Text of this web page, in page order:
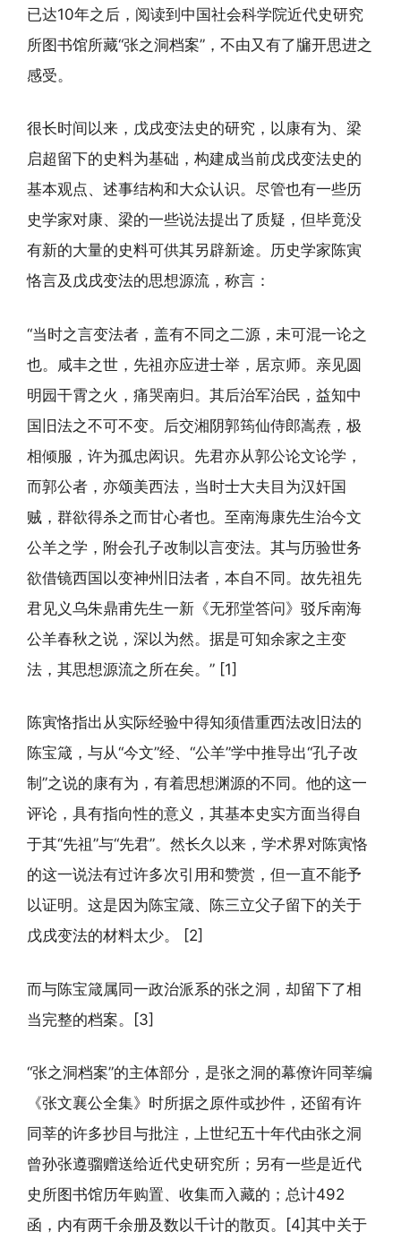
已达10年之后，阅读到中国社会科学院近代史研究
所图书馆所藏“张之洞档案”，不由又有了牖开思进之
感受。
很长时间以来，戊戌变法史的研究，以康有为、梁
启超留下的史料为基础，构建成当前戊戌变法史的
基本观点、述事结构和大众认识。尽管也有一些历
史学家对康、梁的一些说法提出了质疑，但毕竟没
有新的大量的史料可供其另辟新途。历史学家陈寅
恪言及戊戌变法的思想源流，称言：
“当时之言变法者，盖有不同之二源，未可混一论之
也。咸丰之世，先祖亦应进士举，居京师。亲见圆
明园干霄之火，痛哭南归。其后治军治民，益知中
国旧法之不可不变。后交湘阴郭筠仙侍郎嵩焘，极
相倾服，许为孤忠闳识。先君亦从郭公论文论学，
而郭公者，亦颂美西法，当时士大夫目为汉奸国
贼，群欲得杀之而甘心者也。至南海康先生治今文
公羊之学，附会孔子改制以言变法。其与历验世务
欲借镜西国以变神州旧法者，本自不同。故先祖先
君见义乌朱鼎甫先生一新《无邪堂答问》驳斥南海
公羊春秋之说，深以为然。据是可知余家之主变
法，其思想源流之所在矣。” [1]
陈寅恪指出从实际经验中得知须借重西法改旧法的
陈宝箴，与从“今文”经、“公羊”学中推导出“孔子改
制”之说的康有为，有着思想渊源的不同。他的这一
评论，具有指向性的意义，其基本史实方面当得自
于其“先祖”与“先君”。然长久以来，学术界对陈寅恪
的这一说法有过许多次引用和赞赏，但一直不能予
以证明。这是因为陈宝箴、陈三立父子留下的关于
戊戌变法的材料太少。 [2]
而与陈宝箴属同一政治派系的张之洞，却留下了相
当完整的档案。[3]
“张之洞档案”的主体部分，是张之洞的幕僚许同莘编
《张文襄公全集》时所据之原件或抄件，还留有许
同莘的许多抄目与批注，上世纪五十年代由张之洞
曾孙张遵骝赠送给近代史研究所；另有一些是近代
史所图书馆历年购置、收集而入藏的；总计492
函，内有两千余册及数以千计的散页。[4]其中关于